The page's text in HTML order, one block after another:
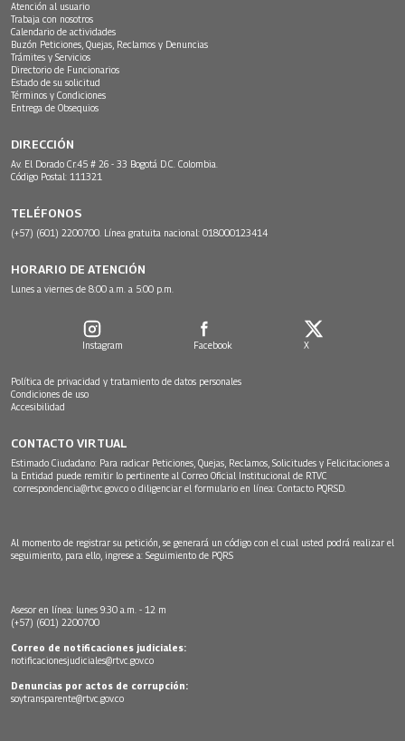
Atención al usuario
Trabaja con nosotros
Calendario de actividades
Buzón Peticiones, Quejas, Reclamos y Denuncias
Trámites y Servicios
Directorio de Funcionarios
Estado de su solicitud
Términos y Condiciones
Entrega de Obsequios
DIRECCIÓN
Av. El Dorado Cr.45 # 26 - 33 Bogotá D.C. Colombia.
Código Postal: 111321
TELÉFONOS
(+57) (601) 2200700. Línea gratuita nacional: 018000123414
HORARIO DE ATENCIÓN
Lunes a viernes de 8:00 a.m. a 5:00 p.m.
Instagram Facebook X
Política de privacidad y tratamiento de datos personales
Condiciones de uso
Accesibilidad
CONTACTO VIRTUAL
Estimado Ciudadano: Para radicar Peticiones, Quejas, Reclamos, Solicitudes y Felicitaciones a
la Entidad puede remitir lo pertinente al Correo Oficial Institucional de RTVC
correspondencia@rtvc.gov.co o diligenciar el formulario en línea: Contacto PQRSD.
Al momento de registrar su petición, se generará un código con el cual usted podrá realizar el
seguimiento, para ello, ingrese a: Seguimiento de PQRS
Asesor en línea: lunes 9:30 a.m. - 12 m
(+57) (601) 2200700
Correo de notificaciones judiciales:
notificacionesjudiciales@rtvc.gov.co
Denuncias por actos de corrupción:
soytransparente@rtvc.gov.co